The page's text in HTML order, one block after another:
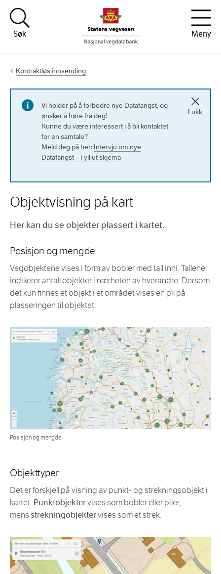
Hopp til innhold
Søk
Meny
Kontraktløs innsending
Vi holder på å forbedre nye Datafangst, og
ønsker å høre fra deg!
Kunne du være interessert i å bli kontaktet
for en samtale?
Meld deg på her: Intervju om nye
Datafangst – Fyll ut skjema
Lukk
Objektvisning på kart
Her kan du se objekter plassert i kartet.
Posisjon og mengde
Vegobjektene vises i form av bobler med tall inni. Tallene
indikerer antall objekter i nærheten av hverandre. Dersom
det kun finnes et objekt i et området vises en pil på
plasseringen til objektet.
Posisjon og mengde.
Objekttyper
Det er forskjell på visning av punkt- og strekningsobjekt i
kartet. Punktobjektervises som bobler eller piler,
mensstrekningobjektervises som et strek.